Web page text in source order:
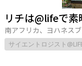
リチは@lifeで
南アフリカ、ヨハネス
サイエントロジスト